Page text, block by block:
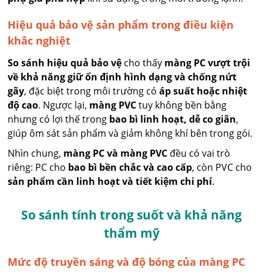
Hiệu quả bảo vệ sản phẩm trong điều kiện
khắc nghiệt
So sánh hiệu quả bảo vệ cho thấy màng PC vượt trội
về khả năng giữ ổn định hình dạng và chống nứt
gãy, đặc biệt trong môi trường cóáp suất hoặc nhiệt
độ cao. Ngược lại, màng PVCtuy không bền bằng
nhưng có lợi thế trong bao bì linh hoạt, dễ co giãn,
giúp ôm sát sản phẩm và giảm không khí bên trong gói.
Nhìn chung, màng PC và màng PVC đều có vai trò
riêng: PC cho bao bì bền chắc và cao cấp, còn PVC cho
sản phẩm cần linh hoạt và tiết kiệm chi phí.
So sánh tính trong suốt và khả năng
thẩm mỹ
Mức độ truyền sáng và độ bóng của màng PC